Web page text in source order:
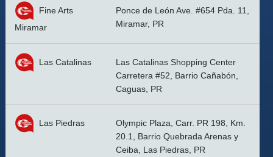
Fine Arts
Miramar
Ponce de León Ave. #654 Pda. 11,
Miramar, PR
Las Catalinas
Las Catalinas Shopping Center
Carretera #52, Barrio Cañabón,
Caguas, PR
Las Piedras
Olympic Plaza, Carr. PR 198, Km.
20.1, Barrio Quebrada Arenas y
Ceiba, Las Piedras, PR